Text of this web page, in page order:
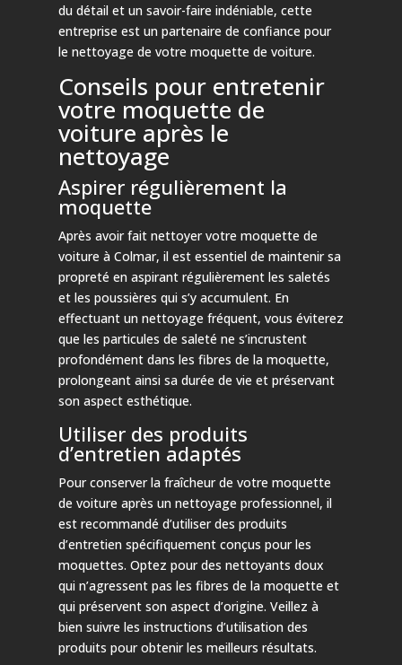
du détail et un savoir-faire indéniable, cette
entreprise est un partenaire de confiance pour
le nettoyage de votre moquette de voiture.
Conseils pour entretenir
votre moquette de
voiture après le
nettoyage
Aspirer régulièrement la
moquette
Après avoir fait nettoyer votre moquette de
voiture à Colmar, il est essentiel de maintenir sa
propreté en aspirant régulièrement les saletés
et les poussières qui s’y accumulent. En
effectuant un nettoyage fréquent, vous éviterez
que les particules de saleté ne s’incrustent
profondément dans les fibres de la moquette,
prolongeant ainsi sa durée de vie et préservant
son aspect esthétique.
Utiliser des produits
d’entretien adaptés
Pour conserver la fraîcheur de votre moquette
de voiture après un nettoyage professionnel, il
est recommandé d’utiliser des produits
d’entretien spécifiquement conçus pour les
moquettes. Optez pour des nettoyants doux
qui n’agressent pas les fibres de la moquette et
qui préservent son aspect d’origine. Veillez à
bien suivre les instructions d’utilisation des
produits pour obtenir les meilleurs résultats.